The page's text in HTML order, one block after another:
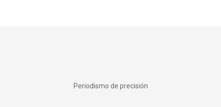
Periodismo de precisión